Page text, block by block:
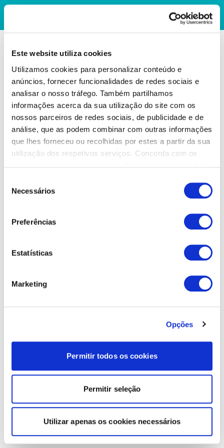
Este website utiliza cookies
Utilizamos cookies para personalizar conteúdo e
anúncios, fornecer funcionalidades de redes sociais e
analisar o nosso tráfego. Também partilhamos
informações acerca da sua utilização do site com os
nossos parceiros de redes sociais, de publicidade e de
análise, que as podem combinar com outras informações
que lhes forneceu ou recolhidas por estes a partir da sua
utilização dos respetivos serviços. Concorda com os
Necessários
Preferências
Estatísticas
Marketing
Opções
Permitir todos os cookies
Permitir seleção
Utilizar apenas os cookies necessários